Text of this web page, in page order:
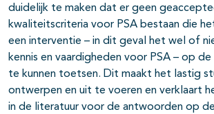
duidelijk te maken dat er geen
kwaliteitscriteria voor PSA bestaan die
een interventie – in dit geval het wel of
kennis en vaardigheden voor PSA – op
te kunnen toetsen. Dit maakt het lastig
ontwerpen en uit te voeren en verklaart
in de literatuur voor de antwoorden op